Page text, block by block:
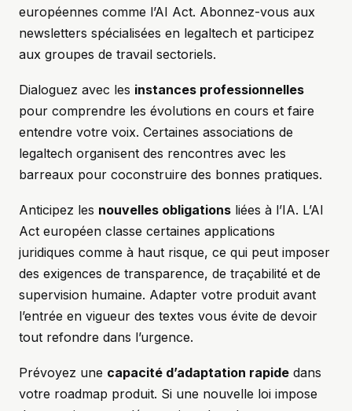
européennes comme l’AI Act. Abonnez-vous aux
newsletters spécialisées en legaltech et participez
aux groupes de travail sectoriels.
Dialoguez avec les instances professionnelles
pour comprendre les évolutions en cours et faire
entendre votre voix. Certaines associations de
legaltech organisent des rencontres avec les
barreaux pour coconstruire des bonnes pratiques.
Anticipez les nouvelles obligations liées à l’IA. L’AI
Act européen classe certaines applications
juridiques comme à haut risque, ce qui peut imposer
des exigences de transparence, de traçabilité et de
supervision humaine. Adapter votre produit avant
l’entrée en vigueur des textes vous évite de devoir
tout refondre dans l’urgence.
Prévoyez une capacité d’adaptation rapide dans
votre roadmap produit. Si une nouvelle loi impose